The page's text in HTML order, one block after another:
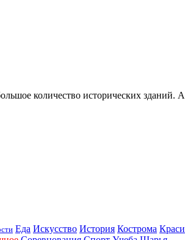
количество исторических зданий.
Еда Искусство История Кострома